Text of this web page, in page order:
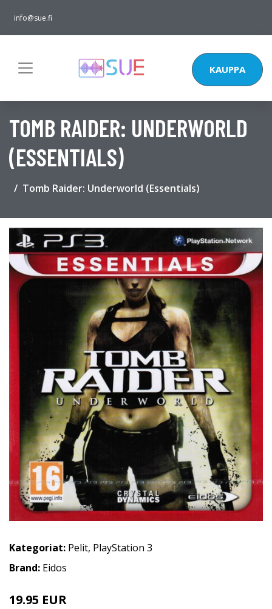
info@sue.fi
KAUPPA
TOMB RAIDER: UNDERWORLD
(ESSENTIALS)
Tomb Raider: Underworld (Essentials)
Kategoriat: Pelit, PlayStation 3
Brand: Eidos
19.95 EUR